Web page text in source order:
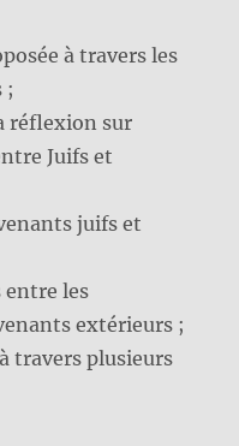
à travers les
;
réflexion sur
Juifs et
juifs et
entre les
extérieurs ;
travers plusieurs